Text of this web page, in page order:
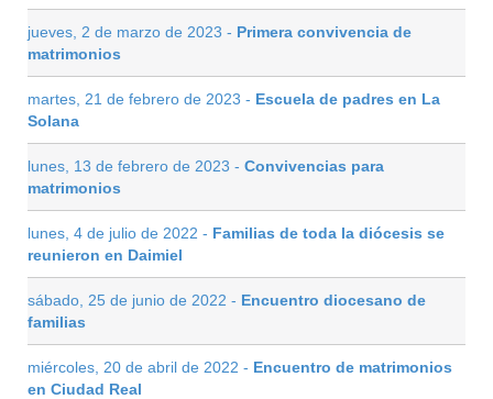
jueves, 2 de marzo de 2023 - Primera convivencia de
matrimonios
martes, 21 de febrero de 2023 - Escuela de padres en La
Solana
lunes, 13 de febrero de 2023 - Convivencias para
matrimonios
lunes, 4 de julio de 2022 - Familias de toda la diócesis se
reunieron en Daimiel
sábado, 25 de junio de 2022 - Encuentro diocesano de
familias
miércoles, 20 de abril de 2022 - Encuentro de matrimonios
en Ciudad Real